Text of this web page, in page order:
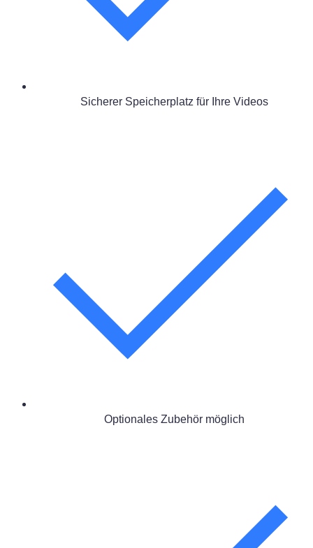
Sicherer Speicherplatz für Ihre Videos
Optionales Zubehör möglich